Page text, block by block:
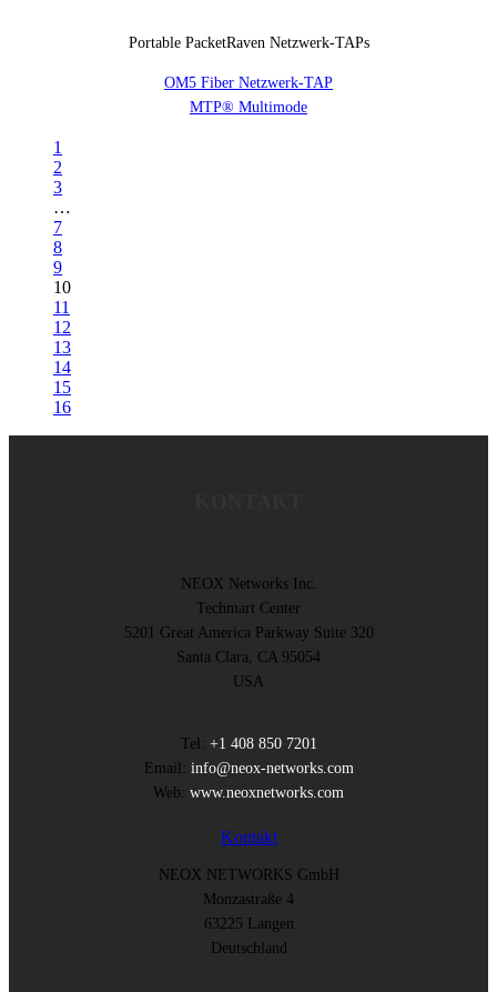
Portable PacketRaven Netzwerk-TAPs
OM5 Fiber Netzwerk-TAP
MTP® Multimode
1
2
3
…
7
8
9
10
11
12
13
14
15
16
NEOX Networks Inc.
Techmart Center
5201 Great America Parkway Suite 320
Santa Clara, CA 95054
USA
Tel: +1 408 850 7201
Email: info@neox-networks.com
Web: www.neoxnetworks.com
Kontakt
NEOX NETWORKS GmbH
Monzastraße 4
63225 Langen
Deutschland